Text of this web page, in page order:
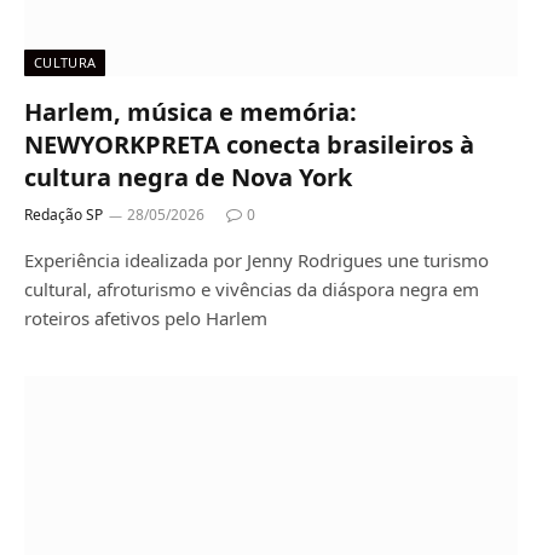
CULTURA
Harlem, música e memória:
NEWYORKPRETA conecta brasileiros à
cultura negra de Nova York
Redação SP 28/05/2026 0
Experiência idealizada por Jenny Rodrigues une turismo
cultural, afroturismo e vivências da diáspora negra em
roteiros afetivos pelo Harlem